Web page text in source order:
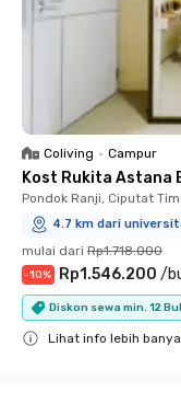
Coliving • Campur
Kost Rukita Astana
Pondok Ranji, Ciputat
4.7 km dari
mulai dari Rp1.718.000
-10% Rp1.546.200 /
Diskon sewa min. 12
Lihat info lebih